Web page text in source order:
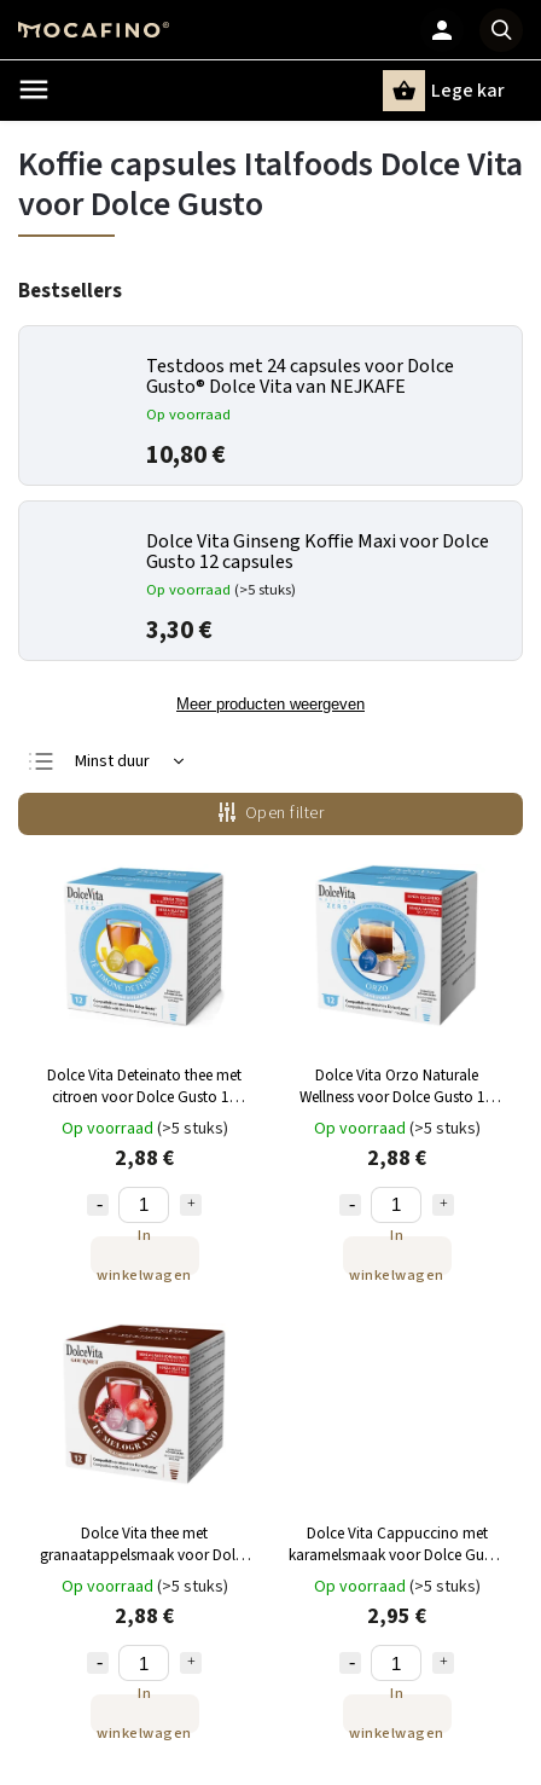
Lege kar
Koffie capsules Italfoods Dolce Vita
voor Dolce Gusto
Bestsellers
Testdoos met 24 capsules voor Dolce
Gusto® Dolce Vita van NEJKAFE
Op voorraad
10,80 €
Dolce Vita Ginseng Koffie Maxi voor Dolce
Gusto 12 capsules
Op voorraad (>5 stuks)
3,30 €
Meer producten weergeven
Minst duur
Duurste
Bestsellers
Alfabetisch
Open filter
Dolce Vita Deteinato thee met
citroen voor Dolce Gusto 12
capsules
Op voorraad (>5 stuks)
2,88 €
In
winkelwagen
Dolce Vita Orzo Naturale
Wellness voor Dolce Gusto 12
capsules
Op voorraad (>5 stuks)
2,88 €
In
winkelwagen
Dolce Vita thee met
granaatappelsmaak voor Dolce
Gusto, 12 capsules
Op voorraad (>5 stuks)
2,88 €
In
winkelwagen
Dolce Vita Cappuccino met
karamelsmaak voor Dolce Gusto
12 capsules
Op voorraad (>5 stuks)
2,95 €
In
winkelwagen